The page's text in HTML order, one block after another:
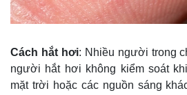
Cách hắt hơi: Nhiều người trong
người hắt hơi không kiểm soát
mặt trời hoặc các nguồn sáng